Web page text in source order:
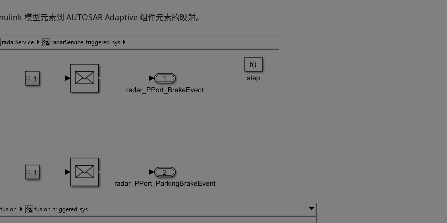
模型元素到 AUTOSAR Adaptive 组件元素的映射。